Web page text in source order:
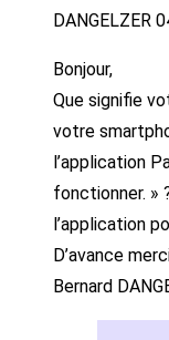
DANGELZER
Bonjour,
Que signifie
votre
l’application
fonctionner. »
l’application
D’avance
Bernard